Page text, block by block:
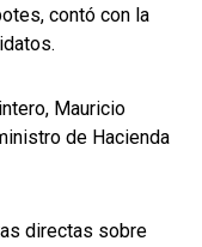
contó con la
Mauricio
de Hacienda
directas sobre